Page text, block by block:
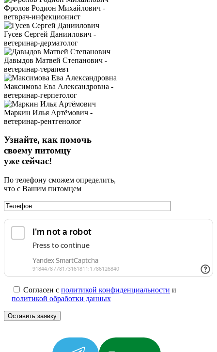
Фролов Родион Михайлович -
ветврач-инфекционист
Гусев Сергей Даниилович -
ветеринар-дерматолог
Давыдов Матвей Степанович -
ветеринар-терапевт
Максимова Ева Александровна -
ветеринар-герпетолог
Маркин Илья Артёмович -
ветеринар-рентгенолог
Узнайте, как помочь
своему питомцу
уже сейчас!
По телефону сможем определить,
что с Вашим питомцем
Согласен с политикой конфиденциальности и
политикой обработки данных